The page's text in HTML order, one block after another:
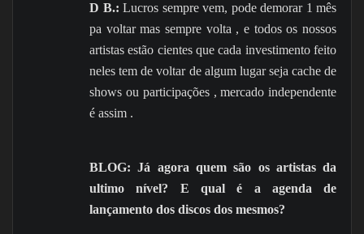
D B.:Lucros sempre vem, pode demorar 1 mês
pa voltar mas sempre volta , e todos os nossos
artistas estão cientes que cada investimento feito
neles tem de voltar de algum lugar seja cache de
shows ou participações , mercado independente
é assim .
BLOG: Já agora quem são os artistas da
ultimo nível? E qual é a agenda de
lançamento dos discos dos mesmos?